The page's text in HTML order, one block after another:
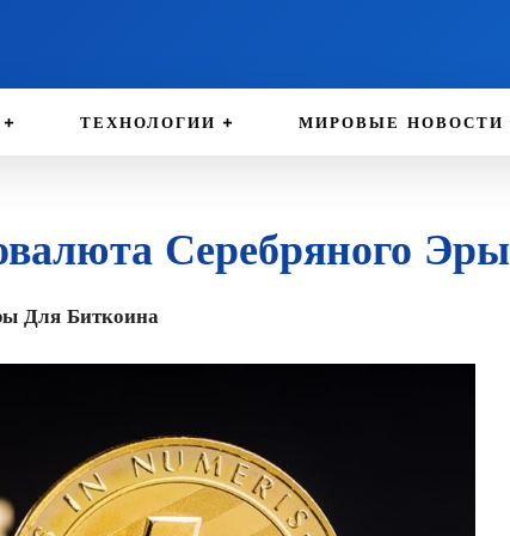
ТЕХНОЛОГИИ МИРОВЫЕ НОВОСТИ
Серебряного
Для Биткоина